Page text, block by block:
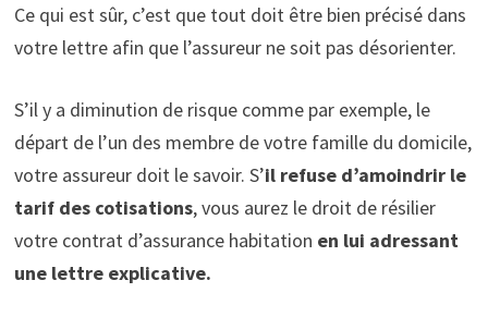
Ce qui est sûr, c’est que tout doit être bien précisé dans
votre lettre afin que l’assureur ne soit pas désorienter.
S’il y a diminution de risque comme par exemple, le
départ de l’un des membre de votre famille du domicile,
votre assureur doit le savoir. S’il refuse d’amoindrir le
tarif des cotisations, vous aurez le droit de résilier
votre contrat d’assurance habitation en lui adressant
une lettre explicative.